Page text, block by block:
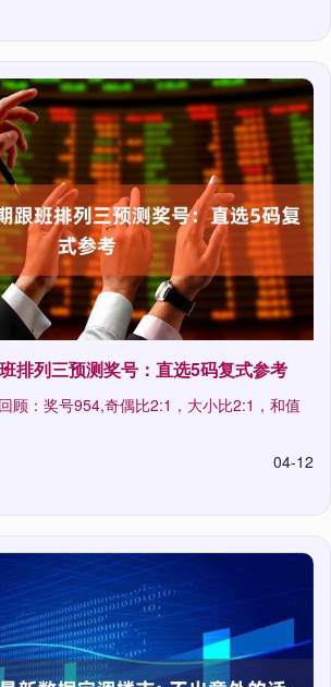
排列三预测奖号：直选5码复式参考
顾：奖号954,奇偶比2:1，大小比2:1，和值
04-12